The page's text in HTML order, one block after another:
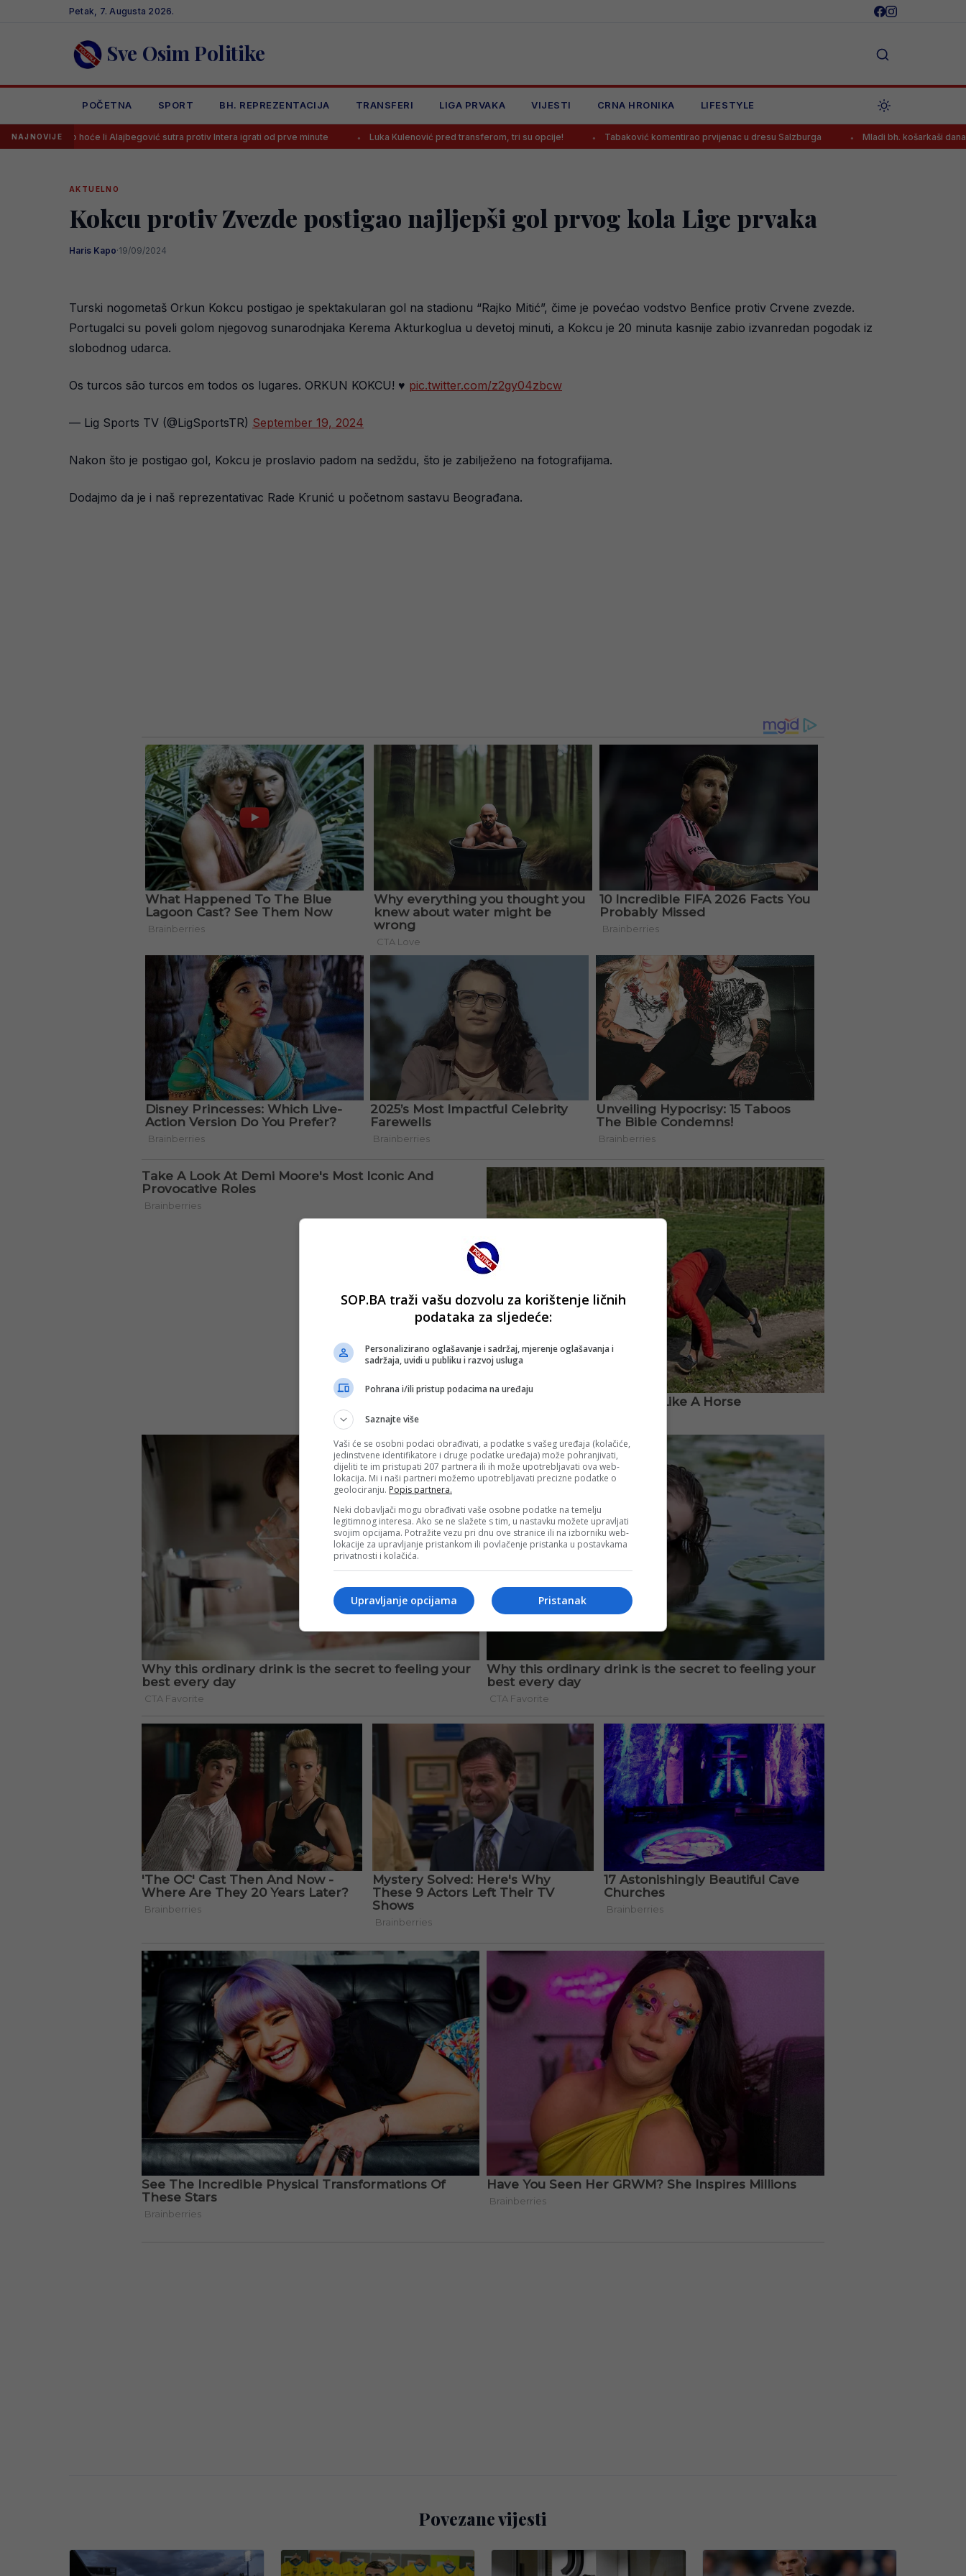
Petak, 7. Augusta 2026.
Sve Osim Politike
POČETNA SPORT BH. REPREZENTACIJA TRANSFERI LIGA PRVAKA VIJESTI CRNA HRONIKA LIFESTYLE
NAJNOVIJE
hoće li Alajbegović sutra protiv Intera igrati od prve minute Luka Kulenović pred transferom, tri su opcije! Tabaković komentirao prvijenac u dresu Salzburga Mladi bh. košarkaši danas traže novu
AKTUELNO
Kokcu protiv Zvezde postigao najljepši gol prvog kola Lige prvaka
Haris Kapo·19/09/2024
Turski nogometaš Orkun Kokcu postigao je spektakularan gol na stadionu “Rajko Mitić”, čime je povećao vodstvo Benfice protiv Crvene zvezde.
Portugalci su poveli golom njegovog sunarodnjaka Kerema Akturkoglua u devetoj minuti, a Kokcu je 20 minuta kasnije zabio izvanredan pogodak iz
slobodnog udarca.
Os turcos são turcos em todos os lugares. ORKUN KOKCU! ♥️ pic.twitter.com/z2gy04zbcw
— Lig Sports TV (@LigSportsTR) September 19, 2024
Nakon što je postigao gol, Kokcu je proslavio padom na sedždu, što je zabilježeno na fotografijama.
Dodajmo da je i naš reprezentativac Rade Krunić u početnom sastavu Beograđana.
Povezane vijesti
SOP.BA traži vašu dozvolu za korištenje ličnih
podataka za sljedeće:
Personalizirano oglašavanje i sadržaj, mjerenje oglašavanja i
sadržaja, uvidi u publiku i razvoj usluga
Pohrana i/ili pristup podacima na uređaju
Saznajte više
Vaši će se osobni podaci obrađivati, a podatke s vašeg uređaja (kolačiće,
jedinstvene identifikatore i druge podatke uređaja) može pohranjivati,
dijeliti te im pristupati 207 partnera ili ih može upotrebljavati ova web-
lokacija. Mi i naši partneri možemo upotrebljavati precizne podatke o
geolociranju. Popis partnera.
Neki dobavljači mogu obrađivati vaše osobne podatke na temelju
legitimnog interesa. Ako se ne slažete s tim, u nastavku možete upravljati
svojim opcijama. Potražite vezu pri dnu ove stranice ili na izborniku web-
lokacije za upravljanje pristankom ili povlačenje pristanka u postavkama
privatnosti i kolačića.
Pristanak
Upravljanje opcijama